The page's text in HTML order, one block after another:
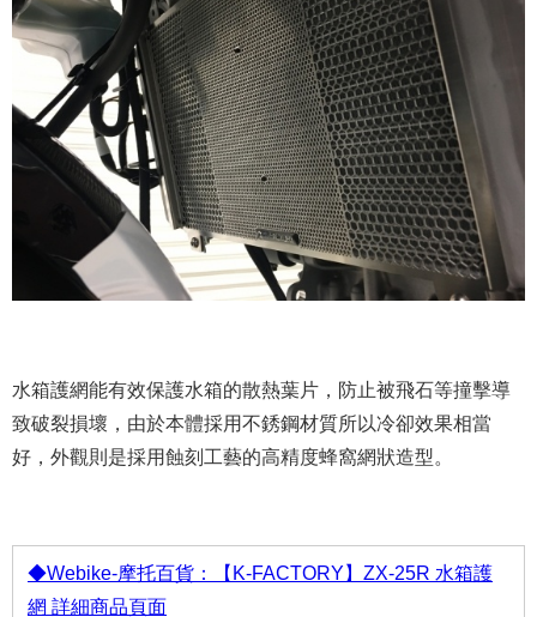
水箱護網能有效保護水箱的散熱葉片，防止被飛石等撞擊導
致破裂損壞，由於本體採用不銹鋼材質所以冷卻效果相當
好，外觀則是採用蝕刻工藝的高精度蜂窩網狀造型。
◆Webike-摩托百貨：【K-FACTORY】ZX-25R 水箱護
網 詳細商品頁面